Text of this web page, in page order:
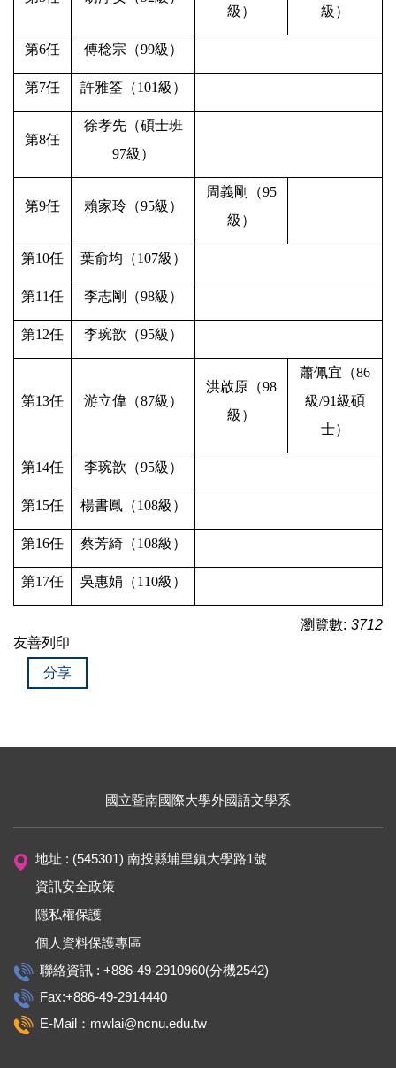
級）
級）
第6任 傅稔宗（99級）
第7任 許雅筌（101級）
第8任
徐孝先（碩士班
97級）
第9任 賴家玲（95級）
周義剛（95
級）
第10任 葉俞均（107級）
第11任 李志剛（98級）
第12任 李琬歆（95級）
第13任 游立偉（87級）
洪啟原 （98
級）
蕭佩宜 （86
級/91級碩
士）
第14任 李琬歆（95級）
第15任 楊書鳳（108級）
第16任 蔡芳綺（108級）
第17任 吳惠娟（110級）
瀏覽數: 3712
友善列印
分享
國立暨南國際大學外國語文學系
地址 : (545301) 南投縣埔里鎮大學路1號
資訊安全政策
隱私權保護
個人資料保護專區
聯絡資訊 : +886-49-2910960(分機2542)
Fax:+886-49-2914440
E-Mail：mwlai@ncnu.edu.tw